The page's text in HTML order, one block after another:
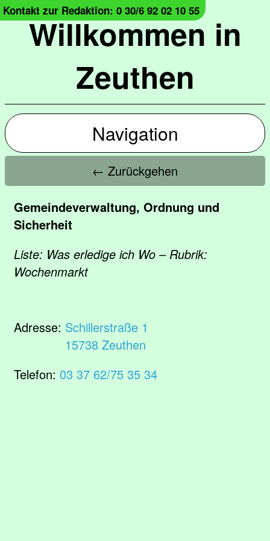
Willkommen in
Zeuthen
Kontakt zur Redaktion: 0 30/6 92 02 10 55
Navigation
← Zurückgehen
Gemeindeverwaltung, Ordnung und
Sicherheit
Liste: Was erledige ich Wo – Rubrik:
Wochenmarkt
Adresse: Schillerstraße 1
15738 Zeuthen
Telefon: 03 37 62/75 35 34